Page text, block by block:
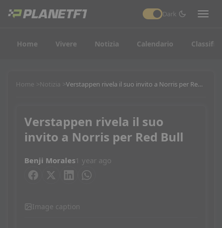
Dark
Home Vivere Notizia Calendario
Home Notizia Verstappen rivela il suo invito a Norris per Red Bull
Verstappen rivela il suo
invito a Norris per Red Bull
Benji Morales 1 year ago
Image caption